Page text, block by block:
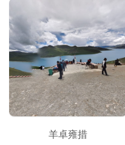
羊卓雍措